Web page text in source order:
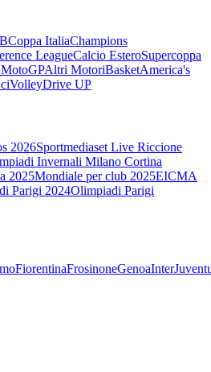
Coppa ItaliaChampions
LeagueCalcio EsteroSupercoppa
MotoGPAltri MotoriBasketAmerica's
VolleyDrive UP
2026Sportmediaset Live Riccione
Invernali Milano Cortina
2025Mondiale per club 2025EICMA
Parigi 2024Olimpiadi Parigi
FiorentinaFrosinoneGenoaInter